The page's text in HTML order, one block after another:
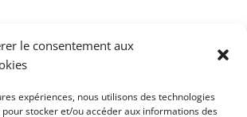
le consentement aux
expériences, nous utilisons des technologies
stocker et/ou accéder aux informations des
être